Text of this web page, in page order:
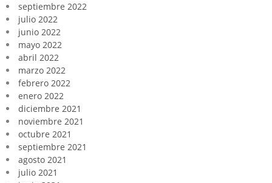
septiembre 2022
julio 2022
junio 2022
mayo 2022
abril 2022
marzo 2022
febrero 2022
enero 2022
diciembre 2021
noviembre 2021
octubre 2021
septiembre 2021
agosto 2021
julio 2021